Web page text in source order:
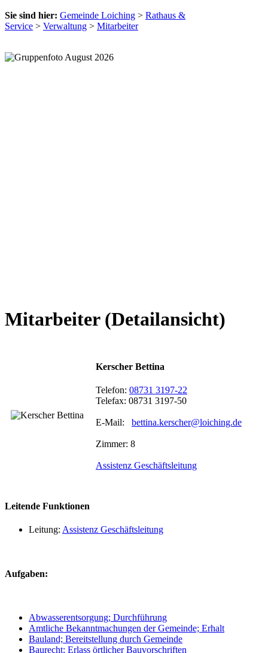
Sie sind hier: Gemeinde Loiching > Rathaus &
Service > Verwaltung > Mitarbeiter
Mitarbeiter (Detailansicht)
Kerscher Bettina
Telefon: 08731 3197-22
Telefax: 08731 3197-50
E-Mail: bettina.kerscher@loiching.de
Zimmer: 8
Assistenz Geschäftsleitung
Leitende Funktionen
Leitung: Assistenz Geschäftsleitung
Aufgaben:
Abwasserentsorgung; Durchführung
Amtliche Bekanntmachungen der Gemeinde; Erhalt
Bauland; Bereitstellung durch Gemeinde
Baurecht; Erlass örtlicher Bauvorschriften